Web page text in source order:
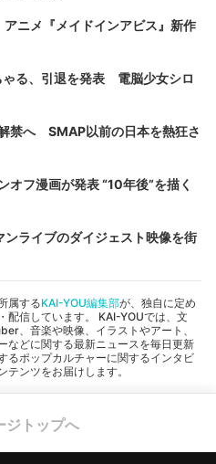
ニメ『メイドインアビス』新作
る、引退を発表 電脳少女シロ
禁へ SMAP以前の日本を熱狂さ
オフ漫画が発表 “10年後”を描く
ライブのダイジェスト映像を街
属するKAI-YOU編集部が、独自に定め
配信しています。 KAI-YOUでは、文
、音楽や映像、イラストやアート、
などに関する最新ニュースを毎日更新
るポップカルチャーに関するインタビ
テンツをお届けします。
ジトップへ